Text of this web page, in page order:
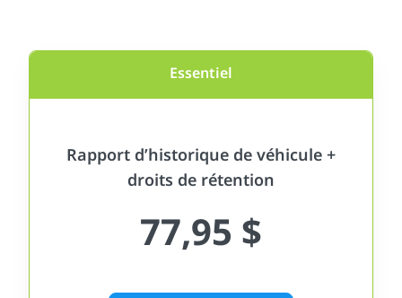
Essentiel
Rapport d’historique de véhicule +
droits de rétention
77,95 $